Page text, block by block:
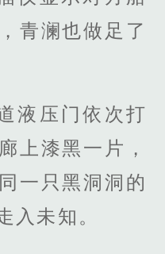
青澜也做足了
液压门依次打
上漆黑一片，
一只黑洞洞的
入未知。